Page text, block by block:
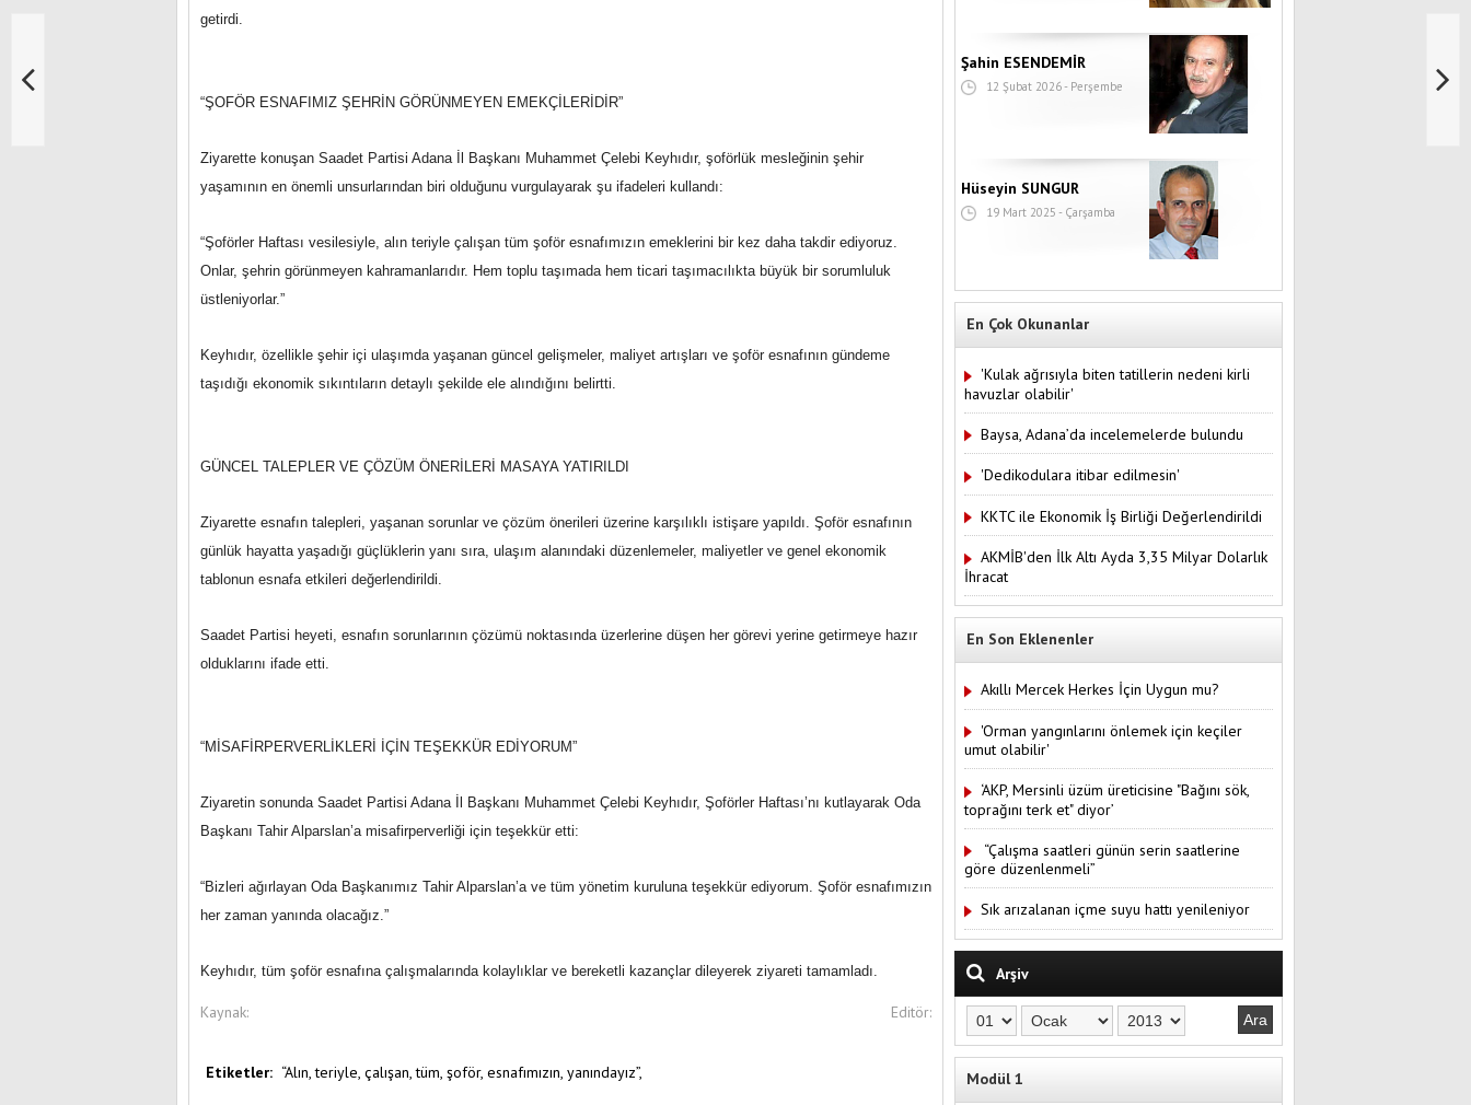
getirdi.
“ŞOFÖR ESNAFIMIZ ŞEHRİN GÖRÜNMEYEN EMEKÇİLERİDİR”
Ziyarette konuşan Saadet Partisi Adana İl Başkanı Muhammet Çelebi Keyhıdır, şoförlük mesleğinin şehir
yaşamının en önemli unsurlarından biri olduğunu vurgulayarak şu ifadeleri kullandı:
“Şoförler Haftası vesilesiyle, alın teriyle çalışan tüm şoför esnafımızın emeklerini bir kez daha takdir ediyoruz.
Onlar, şehrin görünmeyen kahramanlarıdır. Hem toplu taşımada hem ticari taşımacılıkta büyük bir sorumluluk
üstleniyorlar.”
Keyhıdır, özellikle şehir içi ulaşımda yaşanan güncel gelişmeler, maliyet artışları ve şoför esnafının gündeme
taşıdığı ekonomik sıkıntıların detaylı şekilde ele alındığını belirtti.
GÜNCEL TALEPLER VE ÇÖZÜM ÖNERİLERİ MASAYA YATIRILDI
Ziyarette esnafın talepleri, yaşanan sorunlar ve çözüm önerileri üzerine karşılıklı istişare yapıldı. Şoför esnafının
günlük hayatta yaşadığı güçlüklerin yanı sıra, ulaşım alanındaki düzenlemeler, maliyetler ve genel ekonomik
tablonun esnafa etkileri değerlendirildi.
Saadet Partisi heyeti, esnafın sorunlarının çözümü noktasında üzerlerine düşen her görevi yerine getirmeye hazır
olduklarını ifade etti.
“MİSAFİRPERVERLİKLERİ İÇİN TEŞEKKÜR EDİYORUM”
Ziyaretin sonunda Saadet Partisi Adana İl Başkanı Muhammet Çelebi Keyhıdır, Şoförler Haftası’nı kutlayarak Oda
Başkanı Tahir Alparslan’a misafirperverliği için teşekkür etti:
“Bizleri ağırlayan Oda Başkanımız Tahir Alparslan’a ve tüm yönetim kuruluna teşekkür ediyorum. Şoför esnafımızın
her zaman yanında olacağız.”
Keyhıdır, tüm şoför esnafına çalışmalarında kolaylıklar ve bereketli kazançlar dileyerek ziyareti tamamladı.
Kaynak: Editör:
Etiketler: “Alın,teriyle, çalışan,tüm, şoför, esnafımızın, yanındayız”,
Şahin ESENDEMİR
12 Şubat 2026 - Perşembe
Hüseyin SUNGUR
19 Mart 2025 - Çarşamba
En Çok Okunanlar
'Kulak ağrısıyla biten tatillerin nedeni kirli
havuzlar olabilir'
Baysa, Adana’da incelemelerde bulundu
'Dedikodulara itibar edilmesin'
KKTC ile Ekonomik İş Birliği Değerlendirildi
AKMİB'den İlk Altı Ayda 3,35 Milyar Dolarlık
İhracat
En Son Eklenenler
Akıllı Mercek Herkes İçin Uygun mu?
'Orman yangınlarını önlemek için keçiler
umut olabilir'
‘AKP, Mersinli üzüm üreticisine "Bağını sök,
toprağını terk et" diyor’
“Çalışma saatleri günün serin saatlerine
göre düzenlenmeli”
Sık arızalanan içme suyu hattı yenileniyor
Arşiv
Modül 1